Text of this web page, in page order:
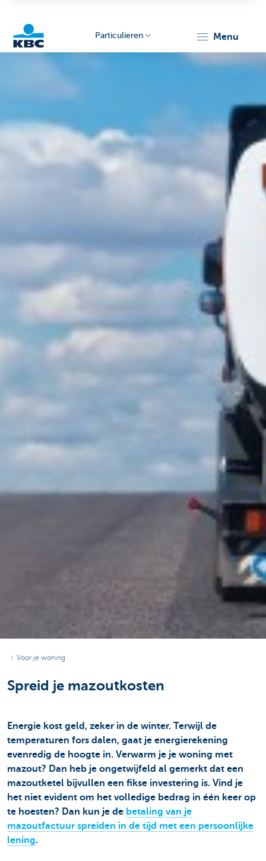
Particulieren menu
Voor je woning
Spreid je mazoutkosten
Energie kost geld, zeker in de winter. Terwijl de
temperaturen fors dalen, gaat je energierekening
evenredig de hoogte in. Verwarm je je woning met
mazout? Dan heb je ongetwijfeld al gemerkt dat een
mazoutketel bijvullen een fikse investering is. Vind je
het niet evident om het volledige bedrag in één keer op
te hoesten? Dan kun je de betaling van je
mazoutfactuur spreiden in de tijd met een persoonlijke
lening.